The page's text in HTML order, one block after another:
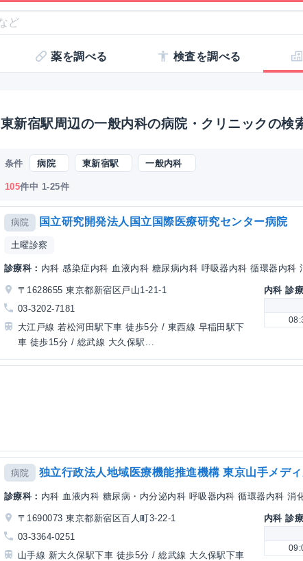
薬を調べる 検査を調べる
東新宿駅周辺の一般内科の病院・クリニックの検
条件 病院 東新宿駅 一般内科
105件中 1-25件
病院 国立研究開発法人国立国際医療研究センター病院
土曜診察
診療科： 内科 感染症内科 血液内科 糖尿病内科 呼吸器内科 循環器内科
〒1628655 東京都新宿区戸山1-21-1
03-3202-7181
大江戸線 若松河田駅下車 徒歩5分 / 東西線 早稲田駅下
車 徒歩15分 / 総武線 大久保駅...
内科 診
病院 独立行政法人地域医療機能推進機構 東京山手メデ
診療科： 内科 血液内科 糖尿病・内分泌内科 呼吸器内科 循環器内科 消
〒1690073 東京都新宿区百人町3-22-1
03-3364-0251
山手線 新大久保駅下車 徒歩5分 / 総武線 大久保駅下車
内科 診